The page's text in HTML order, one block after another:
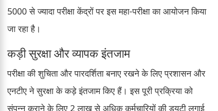
5000 से ज्यादा परीक्षा केंद्रों पर इस महा-परीक्षा का आयोजन किया
जा रहा है।
कड़ी सुरक्षा और व्यापक इंतजाम
परीक्षा की शुचिता और पारदर्शिता बनाए रखने के लिए प्रशासन और
एनटीए ने सुरक्षा के कड़े इंतजाम किए हैं। इस पूरी प्रक्रिया को
संपन्न कराने के लिए 2 लाख से अधिक कर्मचारियों की ड्यूटी लगाई